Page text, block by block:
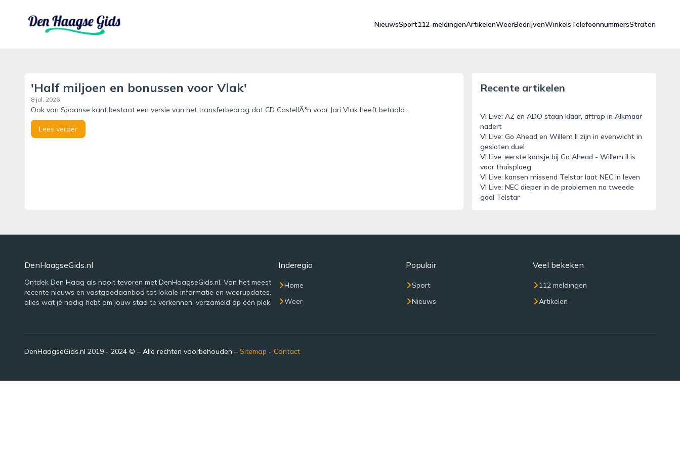
denhaagsegids.nl
NieuwsSport112-meldingenArtikelenWeerBedrijvenWinkelsTelefoonnummersStraten
'Half miljoen en bonussen voor Vlak'
8 jul. 2026
Ook van Spaanse kant bestaat een versie van het transferbedrag dat CD CastellÃ³n voor Jari Vlak heeft betaald...
Lees verder
Recente artikelen
VI Live: AZ en ADO staan klaar, aftrap in Alkmaar
nadert
VI Live: Go Ahead en Willem II zijn in evenwicht in
gesloten duel
VI Live: eerste kansje bij Go Ahead - Willem II is
voor thuisploeg
VI Live: kansen missend Telstar laat NEC in leven
VI Live: NEC dieper in de problemen na tweede
goal Telstar
DenHaagseGids.nl
Ontdek Den Haag als nooit tevoren met DenHaagseGids.nl. Van het meest
recente nieuws en vastgoedaanbod tot lokale informatie en weerupdates,
alles wat je nodig hebt om jouw stad te verkennen, verzameld op één plek.
Inderegio
Home
Weer
Populair
Sport
Nieuws
Veel bekeken
112 meldingen
Artikelen
DenHaagseGids.nl 2019 - 2024 © – Alle rechten voorbehouden – Sitemap - Contact